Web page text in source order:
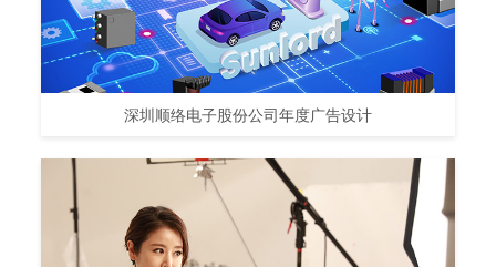
深圳顺络电子股份公司年度广告设计